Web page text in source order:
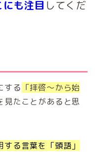
も注目 してくだ
する 「拝啓～から始
見たことがあると思
る言葉を「頭語」